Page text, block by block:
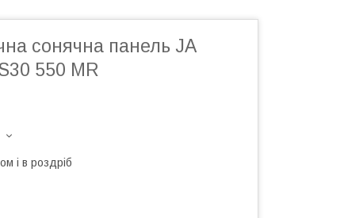
сонячна панель JA
550 MR
і в роздріб